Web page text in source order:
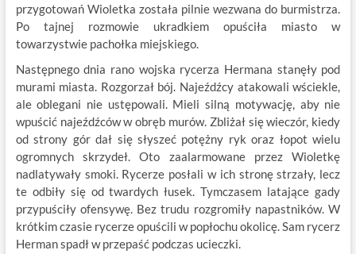
przygotowań Wioletka została pilnie wezwana do burmistrza.
Po tajnej rozmowie ukradkiem opuściła miasto w
towarzystwie pachołka miejskiego.
Następnego dnia rano wojska rycerza Hermana stanęły pod
murami miasta. Rozgorzał bój. Najeźdźcy atakowali wściekle,
ale oblegani nie ustępowali. Mieli silną motywację, aby nie
wpuścić najeźdźców w obręb murów. Zbliżał się wieczór, kiedy
od strony gór dał się słyszeć potężny ryk oraz łopot wielu
ogromnych skrzydeł. Oto zaalarmowane przez Wioletkę
nadlatywały smoki. Rycerze posłali w ich stronę strzały, lecz
te odbiły się od twardych łusek. Tymczasem latające gady
przypuściły ofensywę. Bez trudu rozgromiły napastników. W
krótkim czasie rycerze opuścili w popłochu okolicę. Sam rycerz
Herman spadł w przepaść podczas ucieczki.